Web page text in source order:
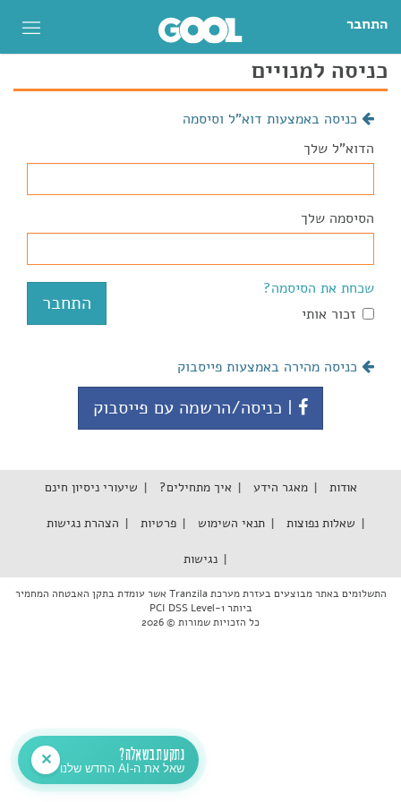
התחבר
כניסה למנויים
כניסה באמצעות דוא"ל וסיסמה
הדוא"ל שלך
הסיסמה שלך
שכחת את הסיסמה?
זכור אותי
כניסה מהירה באמצעות פייסבוק
| כניסה/הרשמה עם פייסבוק
אודות מאגר הידע איך מתחילים? שיעורי ניסיון חינם
שאלות נפוצות תנאי השימוש פרטיות הצהרת נגישות
נגישות
התשלומים באתר מבוצעים בעזרת מערכת Tranzila אשר עומדת בתקן האבטחה המחמיר
ביותר PCI DSS Level-1
כל הזכויות שמורות © 2026
נתקעת בשאלה?
שאל את ה-AI החדש שלנו
✕